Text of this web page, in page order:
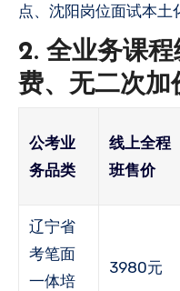
点、沈阳岗位面试本土
2. 全业务课
费、无二次加
公考业
务品类
线上全程
班售价
辽宁省
考笔面
一体培
3980元